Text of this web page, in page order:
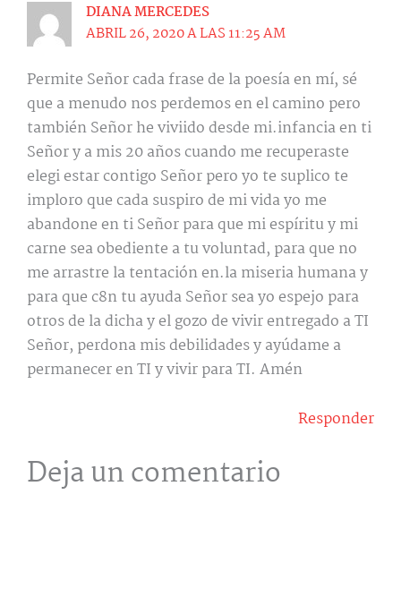
DIANA MERCEDES
ABRIL 26, 2020 A LAS 11:25 AM
Permite Señor cada frase de la poesía en mí, sé
que a menudo nos perdemos en el camino pero
también Señor he viviido desde mi.infancia en ti
Señor y a mis 20 años cuando me recuperaste
elegi estar contigo Señor pero yo te suplico te
imploro que cada suspiro de mi vida yo me
abandone en ti Señor para que mi espíritu y mi
carne sea obediente a tu voluntad, para que no
me arrastre la tentación en.la miseria humana y
para que c8n tu ayuda Señor sea yo espejo para
otros de la dicha y el gozo de vivir entregado a TI
Señor, perdona mis debilidades y ayúdame a
permanecer en TI y vivir para TI. Amén
Responder
Deja un comentario